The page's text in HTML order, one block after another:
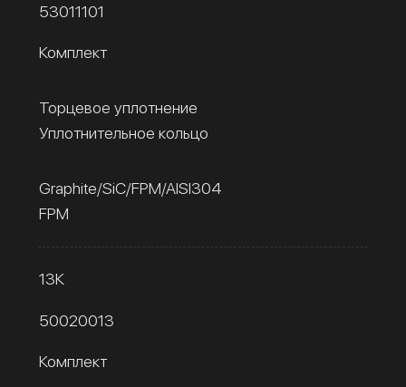
53011101
Комплект
Торцевое уплотнение
Уплотнительное кольцо
Graphite/SiC/FPM/AISI304
FPM
13К
50020013
Комплект